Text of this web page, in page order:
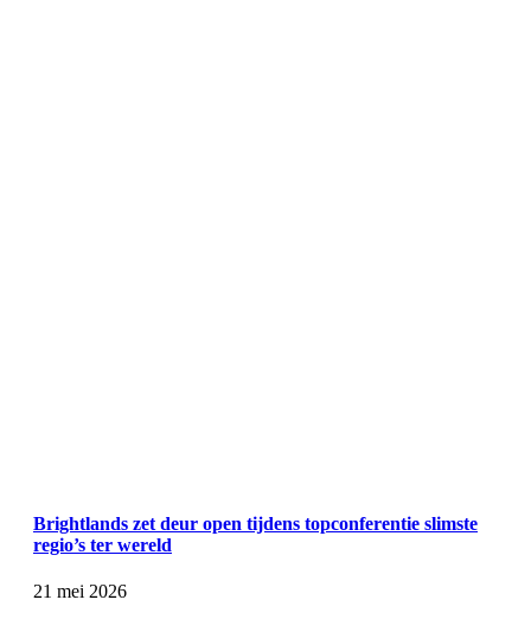
Brightlands zet deur open tijdens topconferentie slimste
regio’s ter wereld
21 mei 2026